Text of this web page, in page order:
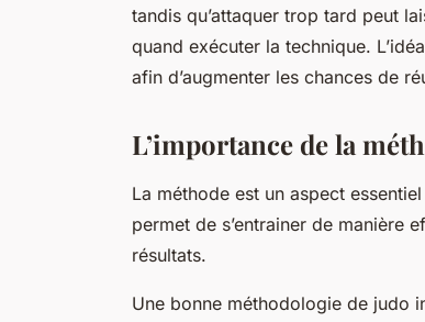
tandis qu’attaquer trop tard peut
quand exécuter la technique.
afin d’augmenter les chances de
L’importance de la
La méthode est un aspect
permet de s’entrainer de manière
résultats.
Une bonne méthodologie de judo